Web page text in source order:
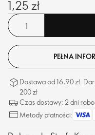
1,25 zł
PEŁNA
Dostawa od 16,90 zł.
200 zł
Czas dostawy: 2 dni
Metody płatności: